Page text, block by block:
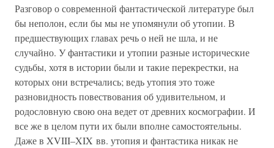
Разговор о современной фантастической литературе был
бы неполон, если бы мы не упомянули об утопии. В
предшествующих главах речь о ней не шла, и не
случайно. У фантастики и утопии разные исторические
судьбы, хотя в истории были и такие перекрестки, на
которых они встречались; ведь утопия это тоже
разновидность повествования об удивительном, и
родословную свою она ведет от древних космографии. И
все же в целом пути их были вполне самостоятельны.
Даже в XVIII–XIX вв. утопия и фантастика никак не